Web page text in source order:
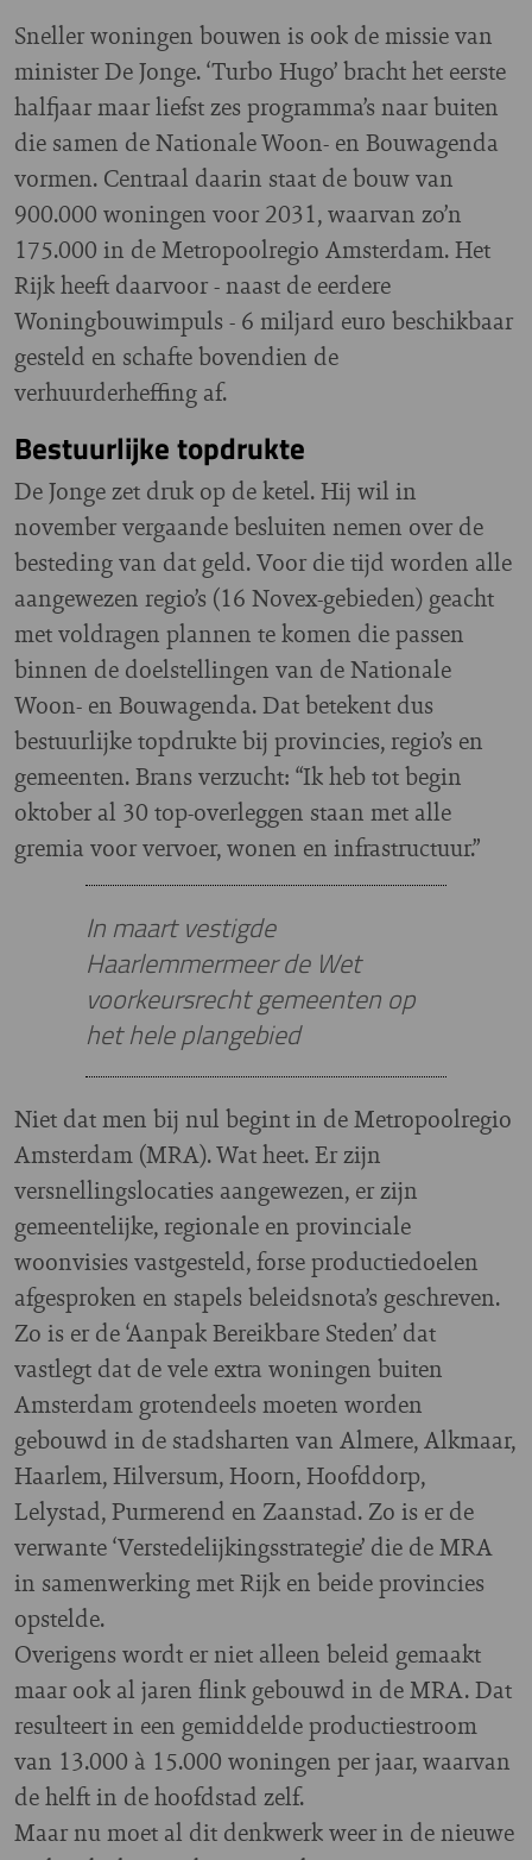
Sneller woningen bouwen is ook de missie van
minister De Jonge. ‘Turbo Hugo’ bracht het eerste
halfjaar maar liefst zes programma’s naar buiten
die samen de Nationale Woon- en Bouwagenda
vormen. Centraal daarin staat de bouw van
900.000 woningen voor 2031, waarvan zo’n
175.000 in de Metropoolregio Amsterdam. Het
Rijk heeft daarvoor - naast de eerdere
Woningbouwimpuls - 6 miljard euro beschikbaar
gesteld en schafte bovendien de
verhuurderheffing af.
Bestuurlijke topdrukte
De Jonge zet druk op de ketel. Hij wil in
november vergaande besluiten nemen over de
besteding van dat geld. Voor die tijd worden alle
aangewezen regio’s (16 Novex-gebieden) geacht
met voldragen plannen te komen die passen
binnen de doelstellingen van de Nationale
Woon- en Bouwagenda. Dat betekent dus
bestuurlijke topdrukte bij provincies, regio’s en
gemeenten. Brans verzucht: “Ik heb tot begin
oktober al 30 top-overleggen staan met alle
gremia voor vervoer, wonen en infrastructuur.”
In maart vestigde
Haarlemmermeer de Wet
voorkeursrecht gemeenten op
het hele plangebied
Niet dat men bij nul begint in de Metropoolregio
Amsterdam (MRA). Wat heet. Er zijn
versnellingslocaties aangewezen, er zijn
gemeentelijke, regionale en provinciale
woonvisies vastgesteld, forse productiedoelen
afgesproken en stapels beleidsnota’s geschreven.
Zo is er de ‘Aanpak Bereikbare Steden’ dat
vastlegt dat de vele extra woningen buiten
Amsterdam grotendeels moeten worden
gebouwd in de stadsharten van Almere, Alkmaar,
Haarlem, Hilversum, Hoorn, Hoofddorp,
Lelystad, Purmerend en Zaanstad. Zo is er de
verwante ‘Verstedelijkingsstrategie’ die de MRA
in samenwerking met Rijk en beide provincies
opstelde.
Overigens wordt er niet alleen beleid gemaakt
maar ook al jaren flink gebouwd in de MRA. Dat
resulteert in een gemiddelde productiestroom
van 13.000 à 15.000 woningen per jaar, waarvan
de helft in de hoofdstad zelf.
Maar nu moet al dit denkwerk weer in de nieuwe